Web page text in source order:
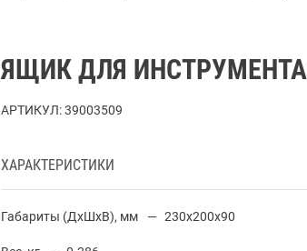
ЯЩИК ДЛЯ ИНСТРУМЕНТА
АРТИКУЛ:39003509
ХАРАКТЕРИСТИКИ
Габариты (ДхШхВ), мм 230x200x90